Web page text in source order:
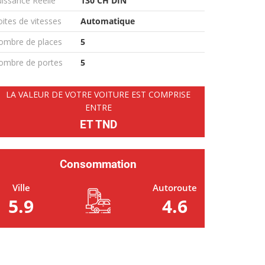
de vitesses
Automatique
de places
5
de portes
5
LA VALEUR DE VOTRE VOITURE EST COMPRISE
ENTRE
ET TND
Consommation
Ville
5.9
Autoroute
4.6